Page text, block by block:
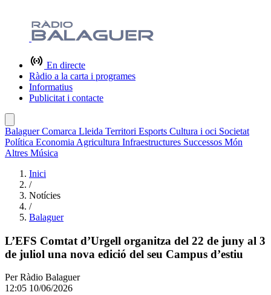
En directe
Ràdio a la carta i programes
Informatius
Publicitat i contacte
BalaguerComarca Lleida Territori Esports Cultura i oci Societat
Política Economia Agricultura Infraestructures Successos Món
Altres Música
Inici
/
Notícies
/
Balaguer
L’EFS Comtat d’Urgell organitza del 22 de juny al 3
de juliol una nova edició del seu Campus d’estiu
Per Ràdio Balaguer
12:05 10/06/2026